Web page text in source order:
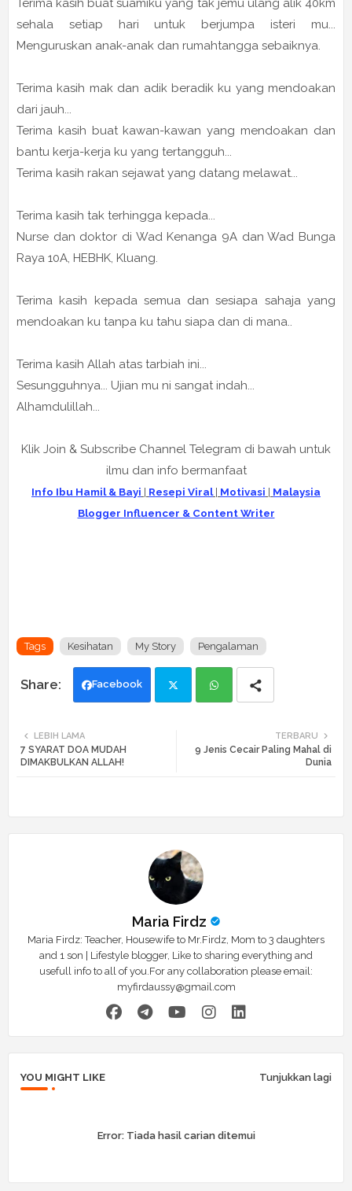
Terima kasih buat suamiku yang tak jemu ulang alik 40km
sehala setiap hari untuk berjumpa isteri mu...
Menguruskan anak-anak dan rumahtangga sebaiknya.
Terima kasih mak dan adik beradik ku yang mendoakan
dari jauh...
Terima kasih buat kawan-kawan yang mendoakan dan
bantu kerja-kerja ku yang tertangguh...
Terima kasih rakan sejawat yang datang melawat...
Terima kasih tak terhingga kepada...
Nurse dan doktor di Wad Kenanga 9A dan Wad Bunga
Raya 10A, HEBHK, Kluang.
Terima kasih kepada semua dan sesiapa sahaja yang
mendoakan ku tanpa ku tahu siapa dan di mana..
Terima kasih Allah atas tarbiah ini...
Sesungguhnya... Ujian mu ni sangat indah...
Alhamdulillah...
Klik Join & Subscribe Channel Telegram di bawah untuk
ilmu dan info bermanfaat
Info Ibu Hamil & Bayi | Resepi Viral| Motivasi | Malaysia
Blogger Influencer & Content Writer
Tags Kesihatan My Story Pengalaman
Facebook
ats
TERBARU
9 Jenis Cecair Paling Mahal di
Dunia
LEBIH LAMA
7 SYARAT DOA MUDAH
DIMAKBULKAN ALLAH!
Maria Firdz
Maria Firdz: Teacher, Housewife to Mr.Firdz, Mom to 3 daughters
and 1 son | Lifestyle blogger, Like to sharing everything and
usefull info to all of you.For any collaboration please email:
myfirdaussy@gmail.com
YOU MIGHT LIKE Tunjukkan lagi
Error:Tiada hasil carian ditemui